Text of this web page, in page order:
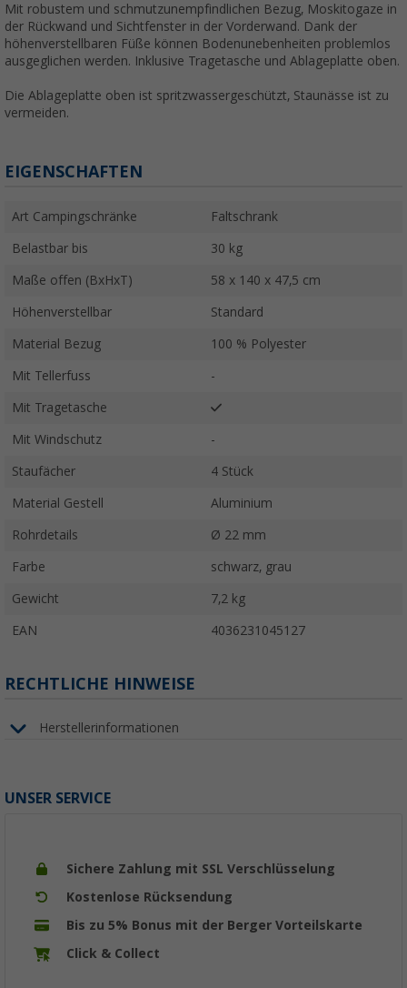
Mit robustem und schmutzunempfindlichen Bezug, Moskitogaze in
der Rückwand und Sichtfenster in der Vorderwand. Dank der
höhenverstellbaren Füße können Bodenunebenheiten problemlos
ausgeglichen werden. Inklusive Tragetasche und Ablageplatte oben.
Die Ablageplatte oben ist spritzwassergeschützt, Staunässe ist zu
vermeiden.
EIGENSCHAFTEN
Art Campingschränke Faltschrank
Belastbar bis 30 kg
Maße offen (BxHxT) 58 x 140 x 47,5 cm
Höhenverstellbar Standard
Material Bezug 100 % Polyester
Mit Tellerfuss -
Mit Tragetasche
Mit Windschutz -
Staufächer 4 Stück
Material Gestell Aluminium
Rohrdetails Ø 22 mm
Farbe schwarz, grau
Gewicht 7,2 kg
EAN 4036231045127
RECHTLICHE HINWEISE
Herstellerinformationen
UNSER SERVICE
Sichere Zahlung mit SSL Verschlüsselung
Kostenlose Rücksendung
Bis zu 5% Bonus mit der Berger Vorteilskarte
Click & Collect